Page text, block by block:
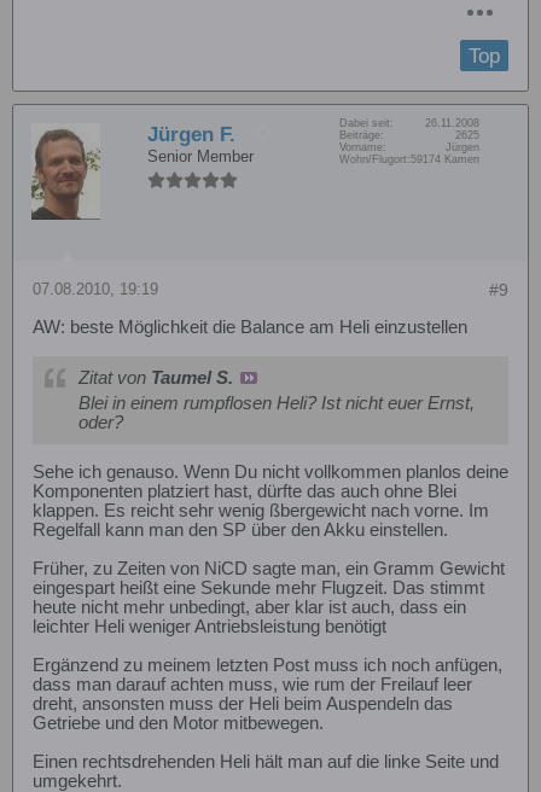
Top
Jürgen F.
Senior Member
Dabei seit:
26.11.2008
Beiträge:
2625
Vorname:
Jürgen
Wohn/Flugort:59174 Kamen
#9
07.08.2010, 19:19
AW: beste Möglichkeit die Balance am Heli einzustellen
Zitat von Taumel S.
Blei in einem rumpflosen Heli? Ist nicht euer Ernst,
oder?
Sehe ich genauso. Wenn Du nicht vollkommen planlos deine
Komponenten platziert hast, dürfte das auch ohne Blei
klappen. Es reicht sehr wenig ßbergewicht nach vorne. Im
Regelfall kann man den SP über den Akku einstellen.
Früher, zu Zeiten von NiCD sagte man, ein Gramm Gewicht
eingespart heißt eine Sekunde mehr Flugzeit. Das stimmt
heute nicht mehr unbedingt, aber klar ist auch, dass ein
leichter Heli weniger Antriebsleistung benötigt
Ergänzend zu meinem letzten Post muss ich noch anfügen,
dass man darauf achten muss, wie rum der Freilauf leer
dreht, ansonsten muss der Heli beim Auspendeln das
Getriebe und den Motor mitbewegen.
Einen rechtsdrehenden Heli hält man auf die linke Seite und
umgekehrt.